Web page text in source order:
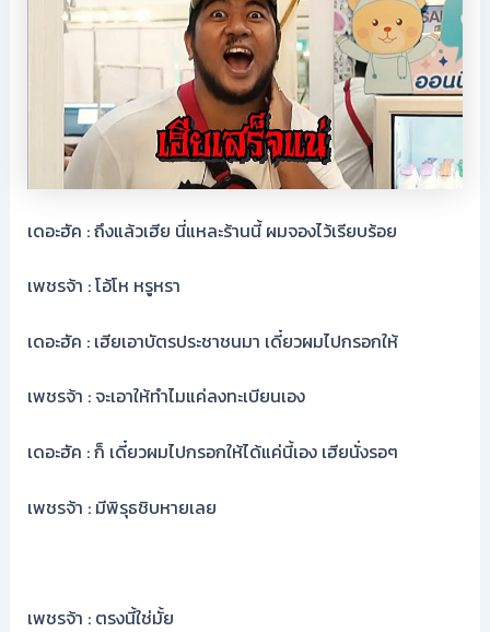
เดอะฮัค : ถึงแล้วเฮีย นี่แหละร้านนี้ ผมจองไว้เรียบร้อย
เพชรจ้า : โอ้โห หรูหรา
เดอะฮัค : เฮียเอาบัตรประชาชนมา เดี๋ยวผมไปกรอกให้
เพชรจ้า : จะเอาให้ทำไมแค่ลงทะเบียนเอง
เดอะฮัค : ก็ เดี๋ยวผมไปกรอกให้ได้แค่นี้เอง เฮียนั่งรอๆ
เพชรจ้า : มีพิรุธชิบหายเลย
เพชรจ้า : ตรงนี้ใช่มั้ย